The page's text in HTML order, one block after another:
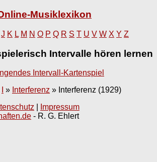
Musiklexikon
J K L M N O P Q R S T U V W X Y Z
Intervalle hören lernen
» Interferenz » Interferenz (1929)
Impressum
- R. G. Ehlert